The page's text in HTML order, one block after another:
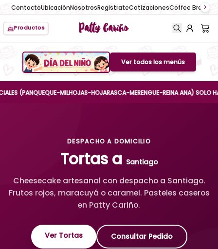
ContactoUbicaciónNosotrosRegistrateCotizacionesCoffee Break
Productos Patty Cariño
Boton de menu
Ver todos los menús
(PANQUEQUE-MILHOJAS-HOJARASCA-MERENGUE-REINA ANA) SOLO HASTA
DESPACHO A DOMICILIO
Tortas a Santiago
Cheesecake artesanal con despacho a Santiago.
Frutos rojos, maracuyá o caramel. Pasteles caseros
en Patty Cariño.
Ver Tortas Consultar Pedido